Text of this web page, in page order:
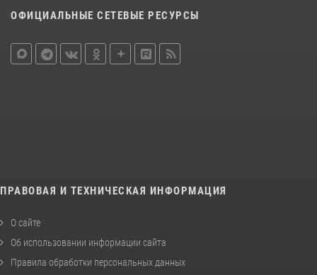
ОФИЦИАЛЬНЫЕ СЕТЕВЫЕ РЕСУРСЫ
ПРАВОВАЯ И ТЕХНИЧЕСКАЯ ИНФОРМАЦИЯ
О сайте
Об использовании информации сайта
Правила обработки персональных данных